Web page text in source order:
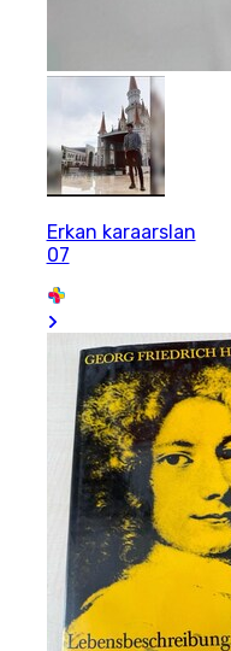
Erkan karaarslan
07